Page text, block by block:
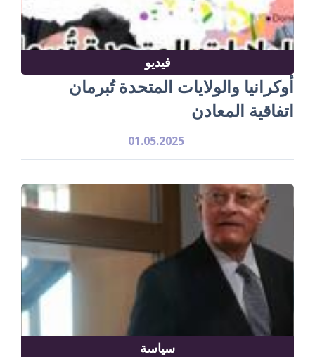
فيديو
أوكرانيا والولايات المتحدة تُبرمان
اتفاقية المعادن
01.05.2025
سياسة